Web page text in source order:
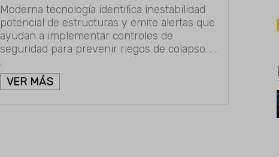
Moderna tecnología identifica inestabilidad
potencial de estructuras y emite alertas que
ayudan a implementar controles de
seguridad para prevenir riegos de colapso. . .
.
VER MÁS